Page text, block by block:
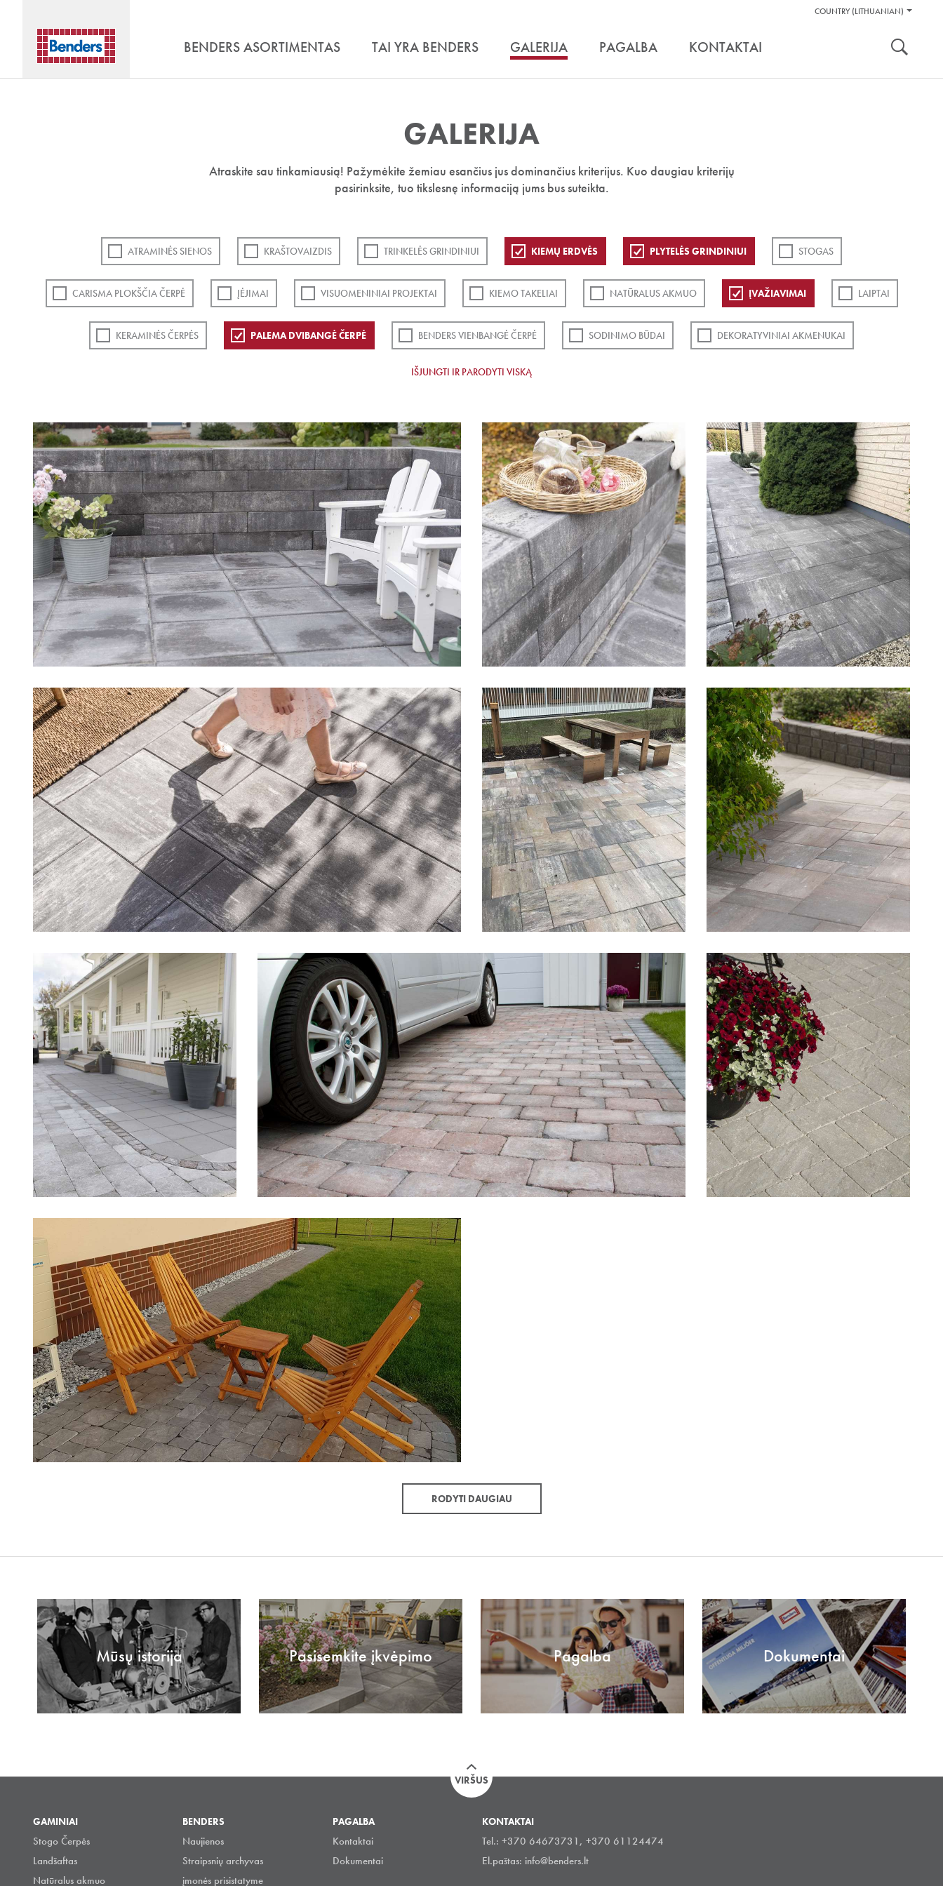
Pagalbos
COUNTRY (LITHUANIAN)
BENDERS ASORTIMENTAS TAI YRA BENDERS GALERIJA PAGALBA KONTAKTAI
GALERIJA
Atraskite sau tinkamiausią! Pažymėkite žemiau esančius jus dominančius kriterijus. Kuo daugiau kriterijų
pasirinksite, tuo tikslesnę informaciją jums bus suteikta.
ATRAMINĖS SIENOS KRAŠTOVAIZDIS TRINKELĖS GRINDINIUI KIEMŲ ERDVĖS PLYTELĖS GRINDINIUI STOGAS
CARISMA PLOKŠČIA ČERPĖ ĮĖJIMAI VISUOMENINIAI PROJEKTAI KIEMO TAKELIAI NATŪRALUS AKMUO ĮVAŽIAVIMAI LAIPTAI
KERAMINĖS ČERPĖS PALEMA DVIBANGĖ ČERPĖ BENDERS VIENBANGĖ ČERPĖ SODINIMO BŪDAI DEKORATYVINIAI AKMENUKAI
IŠJUNGTI IR PARODYTI VISKĄ
RODYTI DAUGIAU
Mūsų istorija Pasisemkite įkvėpimo Pagalba Dokumentai
VIRŠUS
GAMINIAI
Stogo Čerpės
Landšaftas
Natūralus akmuo
BENDERS
Naujienos
Straipsnių archyvas
įmonės prisistatyme
PAGALBA
Kontaktai
Dokumentai
KONTAKTAI
Tel.: +370 64673731, +370 61124474
El.paštas: info@benders.lt